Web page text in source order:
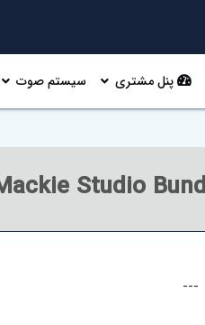
پنل مشتری سیستم صوت
---